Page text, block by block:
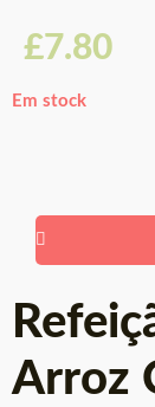
Arroz
£7.80
Em stock